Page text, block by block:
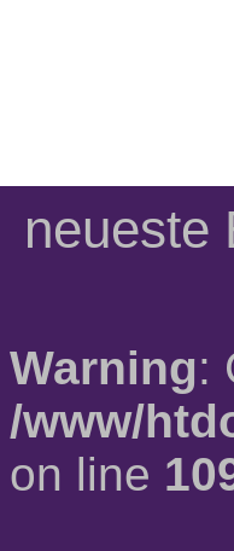
neueste
Warning:
/www/
on line